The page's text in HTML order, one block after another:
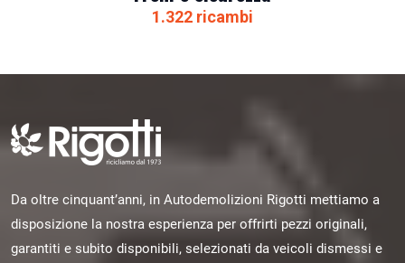
1.322 ricambi
Da oltre cinquant’anni, in Autodemolizioni Rigotti mettiamo a
disposizione la nostra esperienza per offrirti pezzi originali,
garantiti e subito disponibili, selezionati da veicoli dismessi e